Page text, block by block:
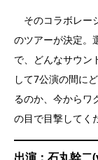
そのコラボレー
のツアーが決定。
で、どんなサウン
して7公演の間に
るのか、今からワ
の目で目撃してく
出演：石丸幹二